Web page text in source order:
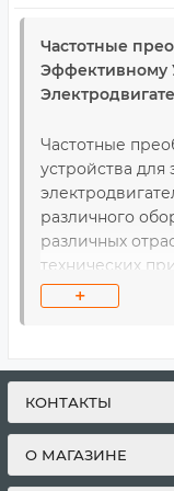
Частотные
Эффективному
Частотные
устройства
различного
различных
технических
скорости,
работы
Основные
частотных
+
КОНТАКТЫ
О МАГАЗИНЕ